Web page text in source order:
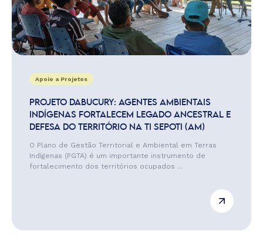
Apoio a Projetos
PROJETO DABUCURY: AGENTES AMBIENTAIS
INDÍGENAS FORTALECEM LEGADO ANCESTRAL E
DEFESA DO TERRITÓRIO NA TI SEPOTI (AM)
O Plano de Gestão Territorial e Ambiental em Terras
Indígenas (PGTA) é um importante instrumento de
fortalecimento dos territórios ocupados ...